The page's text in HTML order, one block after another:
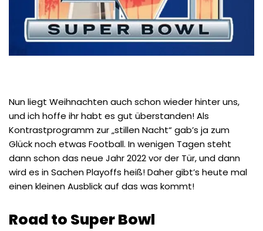
Nun liegt Weihnachten auch schon wieder hinter uns,
und ich hoffe ihr habt es gut überstanden! Als
Kontrastprogramm zur „stillen Nacht“ gab’s ja zum
Glück noch etwas Football. In wenigen Tagen steht
dann schon das neue Jahr 2022 vor der Tür, und dann
wird es in Sachen Playoffs heiß! Daher gibt’s heute mal
einen kleinen Ausblick auf das was kommt!
Road to Super Bowl